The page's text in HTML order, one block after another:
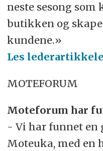
neste sesong
butikken og
kundene.»
Les
MOTEFORUM
Moteforum har
- Vi har funnet en
Moteuka, med en